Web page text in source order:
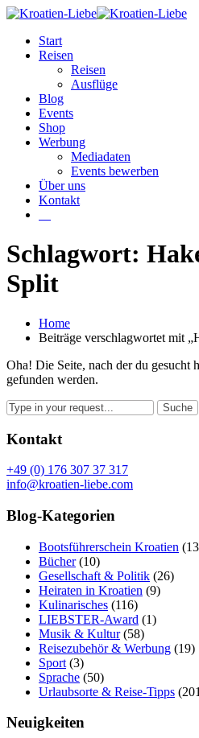
Start
Reisen
Reisen
Ausflüge
Blog
Events
Shop
Werbung
Mediadaten
Events bewerben
Über uns
Kontakt
Schlagwort:
Split
Home
Beiträge verschlagwortet mit
Oha! Die Seite, nach der du gesucht
gefunden werden.
Kontakt
+49 (0) 176 307 37 317
info@kroatien-liebe.com
Blog-Kategorien
Bootsführerschein Kroatien
Bücher(10)
Gesellschaft & Politik (26)
Heiraten in Kroatien (9)
Kulinarisches (116)
LIEBSTER-Award (1)
Musik & Kultur(58)
Reisezubehör & Werbung (19)
Sport (3)
Sprache (50)
Urlaubsorte & Reise-Tipps
Neuigkeiten